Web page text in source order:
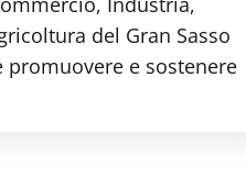
del Gran Sasso
promuovere e sostenere